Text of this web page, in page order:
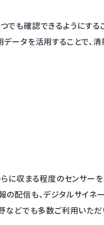
も確認できるようにするこ
ータを活用することで、清
に収まる程度のセンサーを
の配信も、デジタルサイネ
などでも多数ご利用いただ